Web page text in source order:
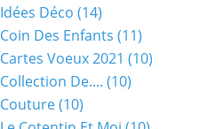
Idées Déco (14)
Coin Des Enfants (11)
Cartes Voeux 2021 (10)
Collection De.... (10)
Couture(10)